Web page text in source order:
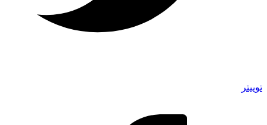
توییتر